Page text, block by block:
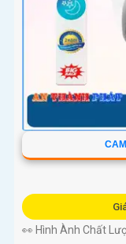
👀 Hình Ành Chất